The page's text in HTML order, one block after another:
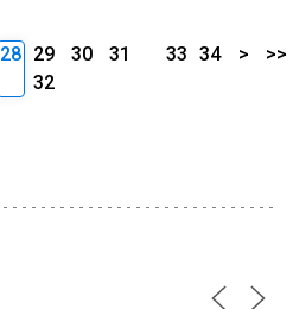
28 29 30
31
32
33 34 > >>